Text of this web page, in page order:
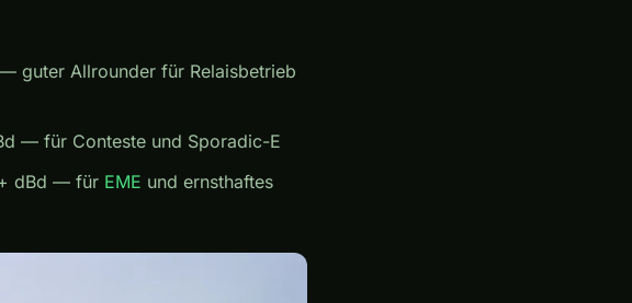
guter Allrounder für Relaisbetrieb
— für Conteste und Sporadic-E
dBd — für EME und ernsthaftes